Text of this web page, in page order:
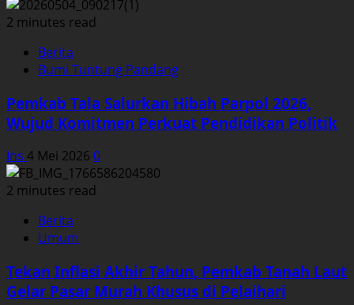
2 minutes read
Berita
Bumi Tuntung Pandang
Pemkab Tala Salurkan Hibah Parpol 2026,
Wujud Komitmen Perkuat Pendidikan Politik
Ins 4 Mei 2026 0
2 minutes read
Berita
Umum
Tekan Inflasi Akhir Tahun, Pemkab Tanah Laut
Gelar Pasar Murah Khusus di Pelaihari